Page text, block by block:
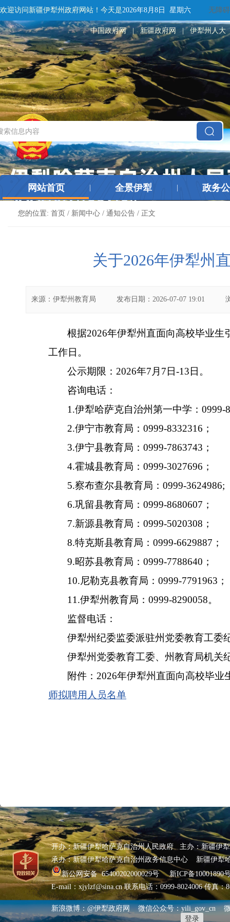
欢迎访问新疆伊犁州政府网站！ 今天是2026年8月8日 星期六
登录
无障碍
中国政府网 | 新疆政府网 | 伊犁州人大
网站首页 全景伊犁 政务
您的位置: 首页 / 新闻中心 / 通知公告 / 正文
关于2026年伊犁州
来源： 伊犁州教育局 发布日期： 2026-07-07 19:01
根据2026年伊犁州直面向高校毕业生
工作日。
公示期限： 2026年7 月 7日-13日。
咨询电话：
1.伊犁哈萨克自治州第一中学：0999-
2.伊宁市教育局：0999-8332316 ；
3.伊宁县教育局：0999-7863743 ；
4.霍城县教育局：0999-3027696 ；
5.察布查尔县教育局：0999-3624986;
6.巩留县教育局：0999-8680607 ；
7.新源县教育局：0999-5020308 ；
8.特克斯县教育局：0999-6629887 ；
9.昭苏县教育局：0999-7788640 ；
10.尼勒克县教育局：0999-7791963 ；
1 1 .伊犁州教育局：0999-8290058。
监督电话：
伊犁州纪委监委派驻州党委教育工委
伊犁州党委教育工委、州教育局机关
附件： 2026年伊犁州直面向高校毕业
师拟聘用人员名单
开办：新疆伊犁哈萨克自治州人民政府 主办：新疆伊
承办：新疆伊犁哈萨克自治州政务信息中心 新疆伊犁
新公网安备 65400202000029号
新ICP备10001890
E-mail：xjylzf@sina.cn 联系电话：0999-8024006 传真
新浪微博：@伊犁政府网 微信公众号：yili_gov_cn